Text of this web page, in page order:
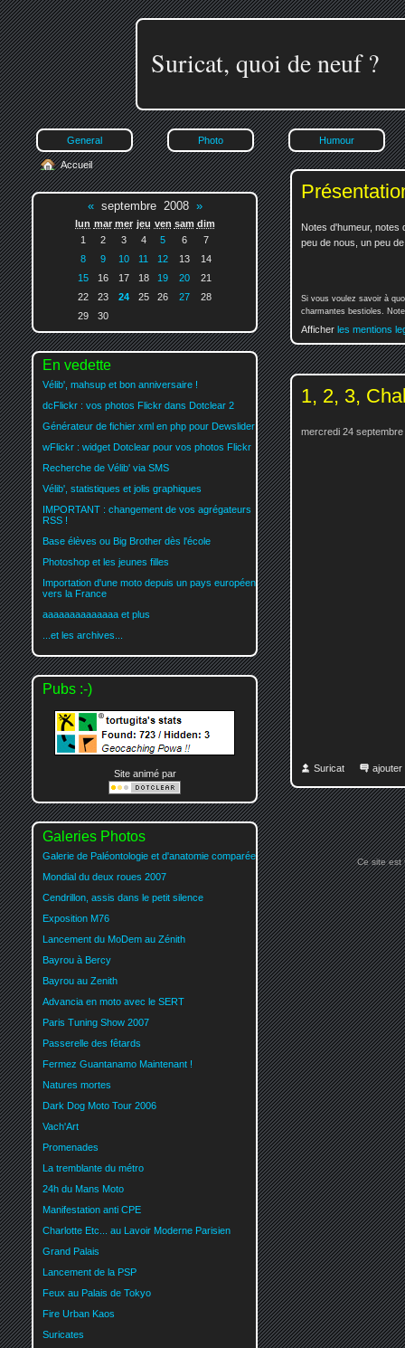
Suricat, quoi de neuf ?
General Photo Humour
Notes d'humeur, notes
peu de nous, un peu
Si vous voulez savoir à
charmantes bestioles.
Afficher les mentions
1, 2, 3,
mercredi 24
Suricat ajouter
Accueil
«septembre 2008 »
lun mar mer jeu ven sam dim
1
2 3 4 5 6
7
8
9 10 11 12 13
14
15
16 17 18 19 20
21
22
23 24 25 26 27
28
29
30
En vedette
Vélib', mahsup et bon anniversaire !
dcFlickr : vos photos Flickr dans Dotclear 2
Générateur de fichier xml en php pour Dewslider
wFlickr : widget Dotclear pour vos photos Flickr
Recherche de Vélib' via SMS
Vélib', statistiques et jolis graphiques
IMPORTANT : changement de vos agrégateurs
RSS !
Base élèves ou Big Brother dès l'école
Photoshop et les jeunes filles
Importation d'une moto depuis un pays européen
vers la France
aaaaaaaaaaaaaa et plus
...et les archives...
Pubs :-)
Site animé par
Galeries Photos
Galerie de Paléontologie et d'anatomie comparée
Mondial du deux roues 2007
Cendrillon, assis dans le petit silence
Exposition M76
Lancement du MoDem au Zénith
Bayrou à Bercy
Bayrou au Zenith
Advancia en moto avec le SERT
Paris Tuning Show 2007
Passerelle des fêtards
Fermez Guantanamo Maintenant !
Natures mortes
Dark Dog Moto Tour 2006
Vach'Art
Promenades
La tremblante du métro
24h du Mans Moto
Manifestation anti CPE
Charlotte Etc... au Lavoir Moderne Parisien
Grand Palais
Lancement de la PSP
Feux au Palais de Tokyo
Fire Urban Kaos
Suricates
Ce site est